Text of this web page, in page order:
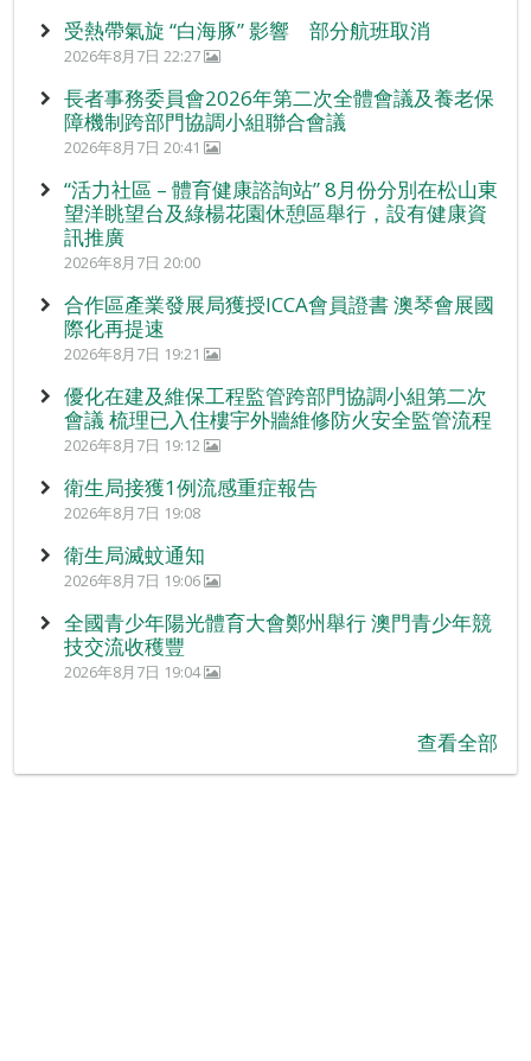
受熱帶氣旋 “白海豚” 影響 部分航班取消
2026年8月7日 22:27
長者事務委員會2026年第二次全體會議及養老保
障機制跨部門協調小組聯合會議
2026年8月7日 20:41
“活力社區 – 體育健康諮詢站” 8月份分別在松山東
望洋眺望台及綠楊花園休憩區舉行，設有健康資
訊推廣
2026年8月7日 20:00
合作區產業發展局獲授ICCA會員證書 澳琴會展國
際化再提速
2026年8月7日 19:21
優化在建及維保工程監管跨部門協調小組第二次
會議 梳理已入住樓宇外牆維修防火安全監管流程
2026年8月7日 19:12
衛生局接獲1例流感重症報告
2026年8月7日 19:08
衛生局滅蚊通知
2026年8月7日 19:06
全國青少年陽光體育大會鄭州舉行 澳門青少年競
技交流收穫豐
2026年8月7日 19:04
查看全部